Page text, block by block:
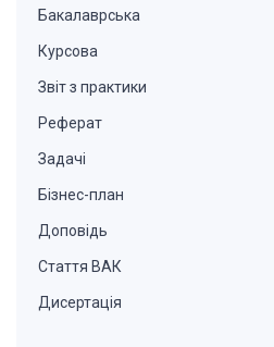
Бакалаврська
Курсова
Звіт з практики
Реферат
Задачі
Бізнес-план
Доповідь
Стаття ВАК
Дисертація